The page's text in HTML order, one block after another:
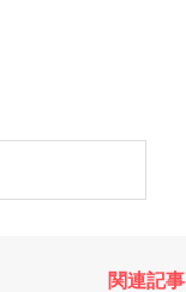
関連記事